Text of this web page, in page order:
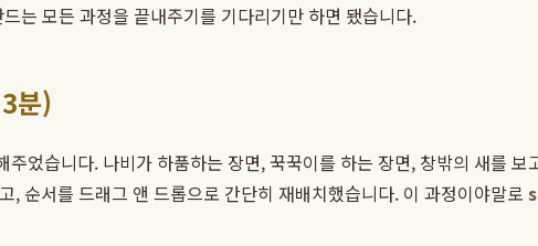
는 모든 과정을 끝내주기를 기다리기만 하면 됐습니다.
분)
었습니다. 나비가 하품하는 장면, 꾹꾹이를 하는 장면, 창밖의 새를
순서를 드래그 앤 드롭으로 간단히 재배치했습니다. 이 과정이야말로